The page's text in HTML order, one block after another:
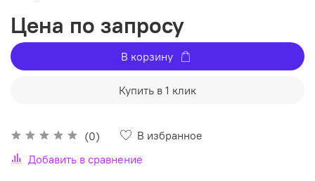
(0)
В избранное
Добавить в сравнение
Цена по запросу
В корзину
Купить в 1 клик